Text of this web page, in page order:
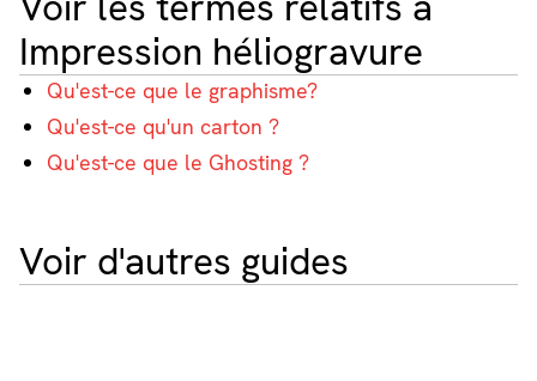
Impression héliogravure
Qu'est-ce que le graphisme?
Qu'est-ce qu'un carton ?
Qu'est-ce que le Ghosting ?
Voir d'autres guides